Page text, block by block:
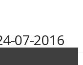
07-2016